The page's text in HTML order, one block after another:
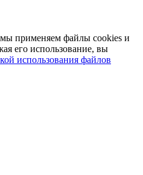
применяем файлы cookies и
его использование, вы
использования файлов